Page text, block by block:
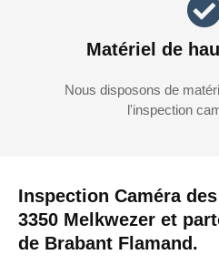
Inspection Caméra
3350 Melkwezer et
de Brabant Flamand.
Matériel de
Nous disposons de
l'inspection